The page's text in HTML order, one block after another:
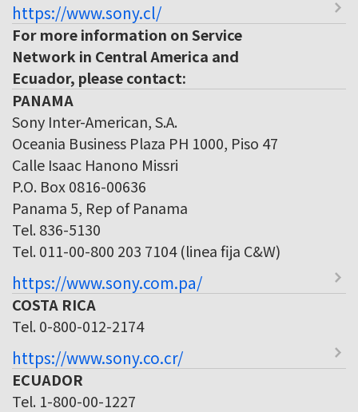
https://www.sony.cl/
For more information on Service
Network in Central America and
Ecuador, please contact:
PANAMA
Sony Inter-American, S.A.
Oceania Business Plaza PH 1000, Piso 47
Calle Isaac Hanono Missri
P.O. Box 0816-00636
Panama 5, Rep of Panama
Tel. 836-5130
Tel. 011-00-800 203 7104 (linea fija C&W)
https://www.sony.com.pa/
COSTA RICA
Tel. 0-800-012-2174
https://www.sony.co.cr/
ECUADOR
Tel. 1-800-00-1227